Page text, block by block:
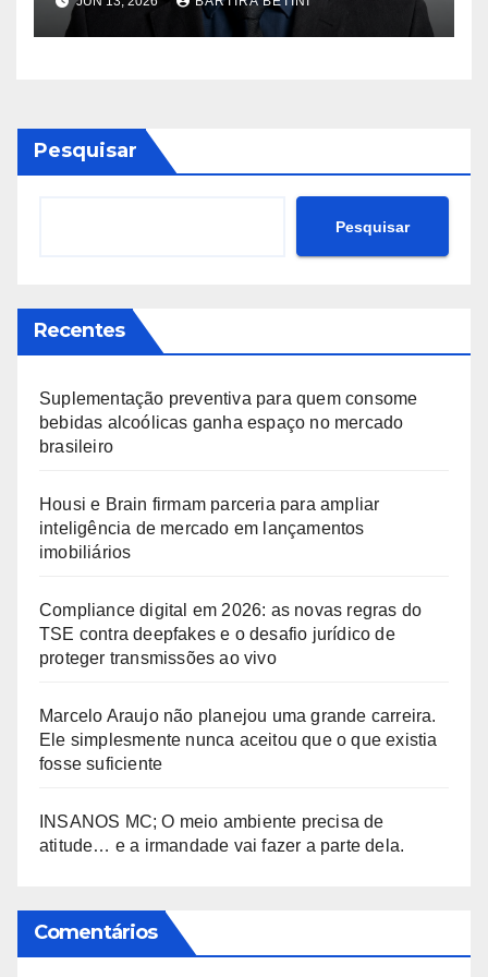
que o que existia fosse
suficiente
Pesquisar
Pesquisar
Recentes
Suplementação preventiva para quem consome
bebidas alcoólicas ganha espaço no mercado
brasileiro
Housi e Brain firmam parceria para ampliar
inteligência de mercado em lançamentos
imobiliários
Compliance digital em 2026: as novas regras do
TSE contra deepfakes e o desafio jurídico de
proteger transmissões ao vivo
Marcelo Araujo não planejou uma grande carreira.
Ele simplesmente nunca aceitou que o que existia
fosse suficiente
INSANOS MC; O meio ambiente precisa de
atitude… e a irmandade vai fazer a parte dela.
Comentários